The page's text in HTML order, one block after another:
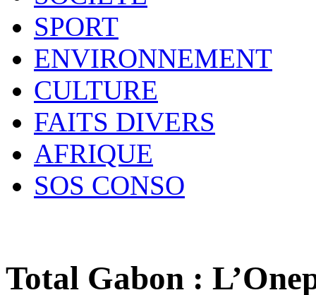
SPORT
ENVIRONNEMENT
CULTURE
FAITS DIVERS
AFRIQUE
SOS CONSO
Total Gabon :